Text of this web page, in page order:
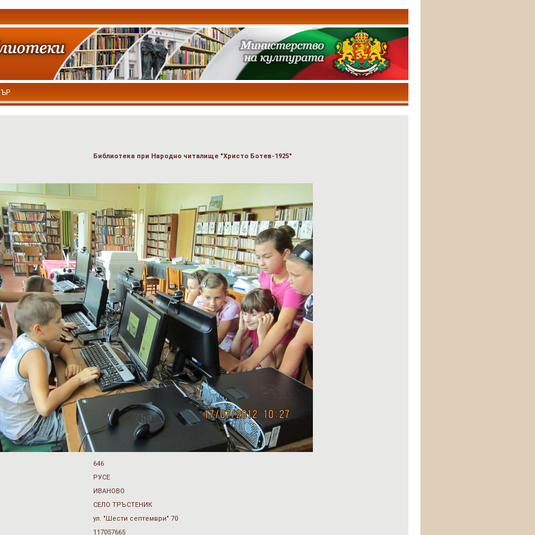
Библиотека при Народно читалище "Христо Ботев-1925"
646
РУСЕ
ИВАНОВО
СЕЛО ТРЪСТЕНИК
ул. "Шести септември" 70
117057665